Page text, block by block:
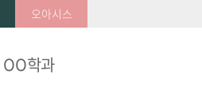
오아시스
OO학과